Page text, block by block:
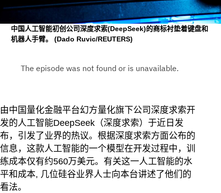
中国人工智能初创公司深度求索(DeepSeek)的商标衬垫着键盘和
机器人手臂。(Dado Ruvic/REUTERS)
由中国量化金融平台幻方量化旗下公司深度求索开
发的人工智能DeepSeek（深度求索）于近日发
布，引发了业界的热议。根据深度求索方面公布的
信息，这款人工智能的一个模型在开发过程中，训
练成本仅有约560万美元。有关这一人工智能的水
平和成本, 几位硅谷业界人士向本台讲述了他们的
看法。